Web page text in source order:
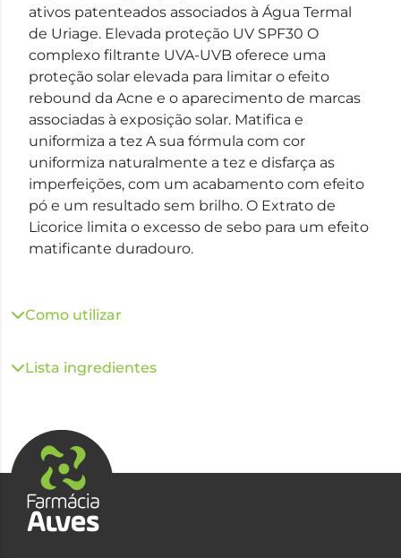
ativos patenteados associados à Água Termal
de Uriage. Elevada proteção UV SPF30 O
complexo filtrante UVA-UVB oferece uma
proteção solar elevada para limitar o efeito
rebound da Acne e o aparecimento de marcas
associadas à exposição solar. Matifica e
uniformiza a tez A sua fórmula com cor
uniformiza naturalmente a tez e disfarça as
imperfeições, com um acabamento com efeito
pó e um resultado sem brilho. O Extrato de
Licorice limita o excesso de sebo para um efeito
matificante duradouro.
Como utilizar
Lista ingredientes